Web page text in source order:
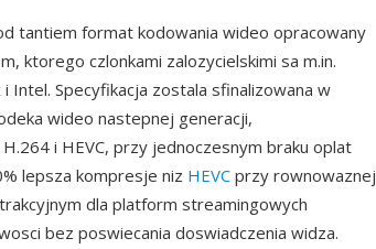
tantiem format kodowania wideo opracowany
ktorego czlonkami zalozycielskimi sa m.in.
Intel. Specyfikacja zostala sfinalizowana w
wideo nastepnej generacji,
i HEVC, przy jednoczesnym braku oplat
lepsza kompresje niz HEVC przy rownowaznej
dla platform streamingowych
bez poswiecania doswiadczenia widza.